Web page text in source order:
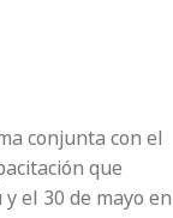
conjunta con el
que
el 30 de mayo en